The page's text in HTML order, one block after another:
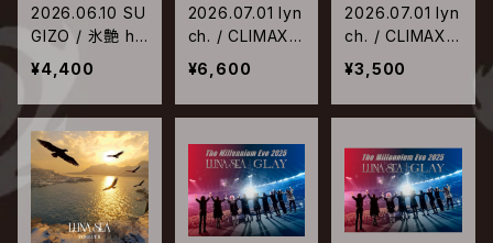
2026.06.10 SU
GIZO / 氷艶 hy
oen 2025 -鏡
紋の夜叉- オリ
ジナル・サウンド
トラック
¥4,400
2026.07.01 lyn
ch. / CLIMAX
【初回限定盤】
¥6,600
2026.07.01 lyn
ch. / CLIMAX
【通常盤】
¥3,500